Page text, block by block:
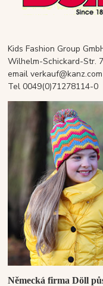
Kids Fashion Group
Wilhelm-Schickard-Str.
email verkauf@kanz.com
Tel 0049(0)71278114-0
Německá firma Döll